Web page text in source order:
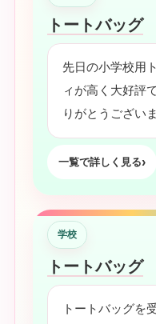
トートバッグ
先日の小学校用
ィが高く大好評
りがとうござい
一覧で詳しく見る
学校
トートバッグ
トートバッグを